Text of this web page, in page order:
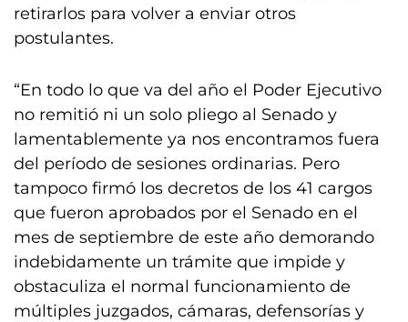
retirarlos para volver a enviar otros
postulantes.
“En todo lo que va del año el Poder Ejecutivo
no remitió ni un solo pliego al Senado y
lamentablemente ya nos encontramos fuera
del período de sesiones ordinarias. Pero
tampoco firmó los decretos de los 41 cargos
que fueron aprobados por el Senado en el
mes de septiembre de este año demorando
indebidamente un trámite que impide y
obstaculiza el normal funcionamiento de
múltiples juzgados, cámaras, defensorías y